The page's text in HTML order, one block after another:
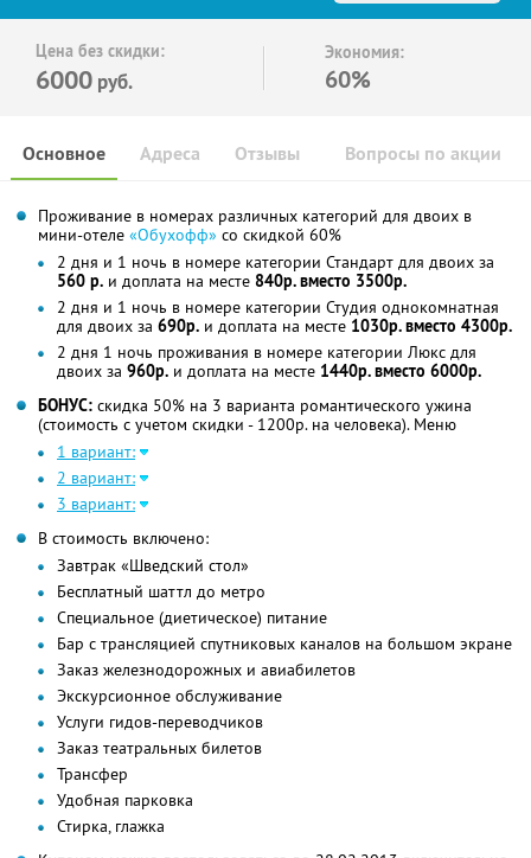
Цена без скидки:
6000 руб.
Экономия:
60%
Основное Отзывы Вопросы по акции
Адреса
Проживание в номерах различных категорий для двоих в
мини-отеле «Обухофф» со скидкой 60%
2 дня и 1 ночь в номере категории Стандарт для двоих за
560 р. и доплата на месте 840р. вместо 3500р.
2 дня и 1 ночь в номере категории Студия однокомнатная
для двоих за 690р. и доплата на месте 1030р. вместо 4300р.
2 дня 1 ночь проживания в номере категории Люкс для
двоих за 960р. и доплата на месте 1440р. вместо 6000р.
БОНУС: скидка 50% на 3 варианта романтического ужина
(стоимость с учетом скидки - 1200р. на человека). Меню
1 вариант:
2 вариант:
3 вариант:
В стоимость включено:
Завтрак «Шведский стол»
Бесплатный шаттл до метро
Специальное (диетическое) питание
Бар с трансляцией спутниковых каналов на большом экране
Заказ железнодорожных и авиабилетов
Экскурсионное обслуживание
Услуги гидов-переводчиков
Заказ театральных билетов
Трансфер
Удобная парковка
Стирка, глажка